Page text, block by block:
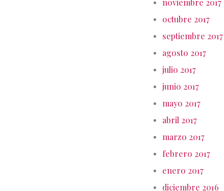
noviembre 2017
octubre 2017
septiembre 2017
agosto 2017
julio 2017
junio 2017
mayo 2017
abril 2017
marzo 2017
febrero 2017
enero 2017
diciembre 2016